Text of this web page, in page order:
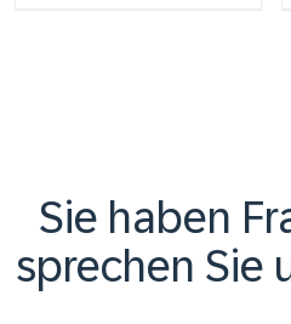
Sie haben
sprechen Sie